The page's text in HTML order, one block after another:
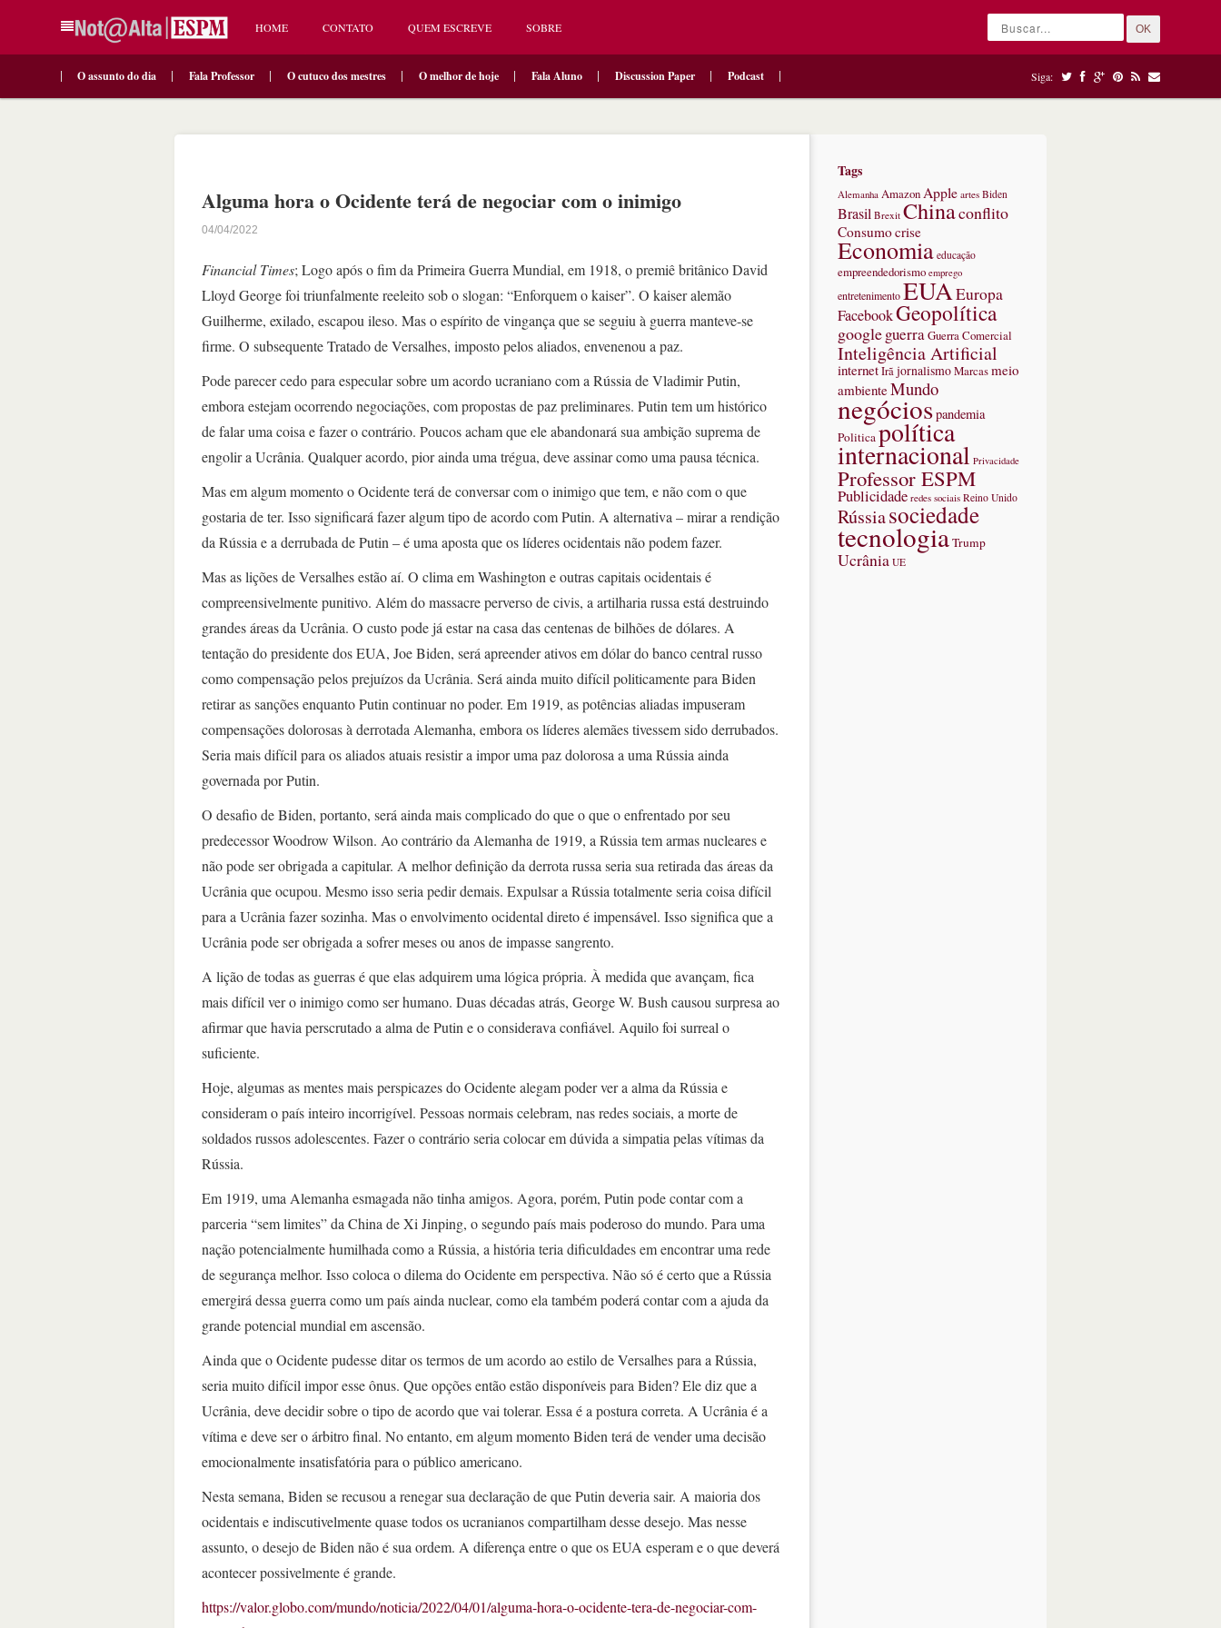
HOME CONTATO QUEM ESCREVE SOBRE OK
O assunto do dia Fala Professor O cutuco dos mestres O melhor de hoje Fala Aluno Discussion Paper Podcast Siga:
Alguma hora o Ocidente terá de negociar com o inimigo
04/04/2022
Financial Times; Logo após o fim da Primeira Guerra Mundial, em 1918, o premiê britânico David
Lloyd George foi triunfalmente reeleito sob o slogan: “Enforquem o kaiser”. O kaiser alemão
Guilherme, exilado, escapou ileso. Mas o espírito de vingança que se seguiu à guerra manteve-se
firme. O subsequente Tratado de Versalhes, imposto pelos aliados, envenenou a paz.
Pode parecer cedo para especular sobre um acordo ucraniano com a Rússia de Vladimir Putin,
embora estejam ocorrendo negociações, com propostas de paz preliminares. Putin tem um histórico
de falar uma coisa e fazer o contrário. Poucos acham que ele abandonará sua ambição suprema de
engolir a Ucrânia. Qualquer acordo, pior ainda uma trégua, deve assinar como uma pausa técnica.
Mas em algum momento o Ocidente terá de conversar com o inimigo que tem, e não com o que
gostaria de ter. Isso significará fazer algum tipo de acordo com Putin. A alternativa – mirar a rendição
da Rússia e a derrubada de Putin – é uma aposta que os líderes ocidentais não podem fazer.
Mas as lições de Versalhes estão aí. O clima em Washington e outras capitais ocidentais é
compreensivelmente punitivo. Além do massacre perverso de civis, a artilharia russa está destruindo
grandes áreas da Ucrânia. O custo pode já estar na casa das centenas de bilhões de dólares. A
tentação do presidente dos EUA, Joe Biden, será apreender ativos em dólar do banco central russo
como compensação pelos prejuízos da Ucrânia. Será ainda muito difícil politicamente para Biden
retirar as sanções enquanto Putin continuar no poder. Em 1919, as potências aliadas impuseram
compensações dolorosas à derrotada Alemanha, embora os líderes alemães tivessem sido derrubados.
Seria mais difícil para os aliados atuais resistir a impor uma paz dolorosa a uma Rússia ainda
governada por Putin.
O desafio de Biden, portanto, será ainda mais complicado do que o que o enfrentado por seu
predecessor Woodrow Wilson. Ao contrário da Alemanha de 1919, a Rússia tem armas nucleares e
não pode ser obrigada a capitular. A melhor definição da derrota russa seria sua retirada das áreas da
Ucrânia que ocupou. Mesmo isso seria pedir demais. Expulsar a Rússia totalmente seria coisa difícil
para a Ucrânia fazer sozinha. Mas o envolvimento ocidental direto é impensável. Isso significa que a
Ucrânia pode ser obrigada a sofrer meses ou anos de impasse sangrento.
A lição de todas as guerras é que elas adquirem uma lógica própria. À medida que avançam, fica
mais difícil ver o inimigo como ser humano. Duas décadas atrás, George W. Bush causou surpresa ao
afirmar que havia perscrutado a alma de Putin e o considerava confiável. Aquilo foi surreal o
suficiente.
Hoje, algumas as mentes mais perspicazes do Ocidente alegam poder ver a alma da Rússia e
consideram o país inteiro incorrigível. Pessoas normais celebram, nas redes sociais, a morte de
soldados russos adolescentes. Fazer o contrário seria colocar em dúvida a simpatia pelas vítimas da
Rússia.
Em 1919, uma Alemanha esmagada não tinha amigos. Agora, porém, Putin pode contar com a
parceria “sem limites” da China de Xi Jinping, o segundo país mais poderoso do mundo. Para uma
nação potencialmente humilhada como a Rússia, a história teria dificuldades em encontrar uma rede
de segurança melhor. Isso coloca o dilema do Ocidente em perspectiva. Não só é certo que a Rússia
emergirá dessa guerra como um país ainda nuclear, como ela também poderá contar com a ajuda da
grande potencial mundial em ascensão.
Ainda que o Ocidente pudesse ditar os termos de um acordo ao estilo de Versalhes para a Rússia,
seria muito difícil impor esse ônus. Que opções então estão disponíveis para Biden? Ele diz que a
Ucrânia, deve decidir sobre o tipo de acordo que vai tolerar. Essa é a postura correta. A Ucrânia é a
vítima e deve ser o árbitro final. No entanto, em algum momento Biden terá de vender uma decisão
emocionalmente insatisfatória para o público americano.
Nesta semana, Biden se recusou a renegar sua declaração de que Putin deveria sair. A maioria dos
ocidentais e indiscutivelmente quase todos os ucranianos compartilham desse desejo. Mas nesse
assunto, o desejo de Biden não é sua ordem. A diferença entre o que os EUA esperam e o que deverá
acontecer possivelmente é grande.
https://valor.globo.com/mundo/noticia/2022/04/01/alguma-hora-o-ocidente-tera-de-negociar-com-
Tags
Alemanha Amazon Apple artes Biden
Brasil Brexit Chinaconflito
Consumocrise
Economia educação
empreendedorismo emprego
entretenimentoEUAEuropa
FacebookGeopolítica
googleguerraGuerra Comercial
Inteligência Artificial
internetIrãjornalismoMarcasmeio
ambienteMundo
negóciospandemia
Politicapolítica
internacional Privacidade
Professor ESPM
Publicidade redes sociais Reino Unido
Rússiasociedade
tecnologiaTrump
Ucrânia UE